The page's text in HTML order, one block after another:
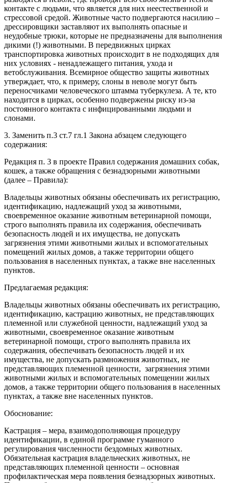
контакте с людьми, что является для них неестественной и
стрессовой средой. Животные часто подвергаются насилию –
дрессировщики заставляют их выполнять опасные и
неудобные трюки, которые не предназначены для выполнения
дикими (!) животными. В передвижных цирках
транспортировка животных происходит в не подходящих для
них условиях - ненадлежащего питания, ухода и
ветобслуживания. Всемирное общество защиты животных
утверждает, что, к примеру, слоны в неволе могут быть
переносчиками человеческого штамма туберкулеза. А те, кто
находится в цирках, особенно подвержены риску из-за
постоянного контакта с инфицированными людьми и
слонами.
3. Заменить п.3 ст.7 гл.1 Закона абзацем следующего
содержания:
Редакция п. 3 в проекте Правил содержания домашних собак,
кошек, а также обращения с безнадзорными животными
(далее – Правила):
Владельцы животных обязаны обеспечивать их регистрацию,
идентификацию, надлежащий уход за животными,
своевременное оказание животным ветеринарной помощи,
строго выполнять правила их содержания, обеспечивать
безопасность людей и их имущества, не допускать
загрязнения этими животными жилых и вспомогательных
помещений жилых домов, а также территории общего
пользования в населенных пунктах, а также вне населенных
пунктов.
Предлагаемая редакция:
Владельцы животных обязаны обеспечивать их регистрацию,
идентификацию, кастрацию животных, не представляющих
племенной или служебной ценности, надлежащий‌ уход за
животными, своевременное оказание животным
ветеринарной‌ помощи, строго выполнять правила их
содержания, обеспечивать безопасность людей‌ и их
имущества, не допускать размножения животных, не
представляющих племенной ценности, загрязнения этими
животными жилых и вспомогательных помещении‌ жилых
домов, а также территории общего пользования в населенных
пунктах, а также вне населенных пунктов.
Обоснование:
Кастрация – мера, взаимодополняющая процедуру
идентификации, в единой программе гуманного
регулирования численности бездомных животных.
Обязательная кастрация владельческих животных, не
представляющих племенной ценности – основная
профилактическая мера появления безнадзорных животных.